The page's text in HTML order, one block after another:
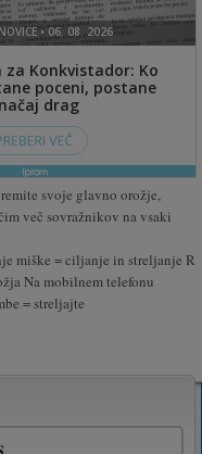
svoje glavno orožje,
več sovražnikov na vsaki
miške = ciljanje in streljanje R
Na mobilnem telefonu
= streljajte